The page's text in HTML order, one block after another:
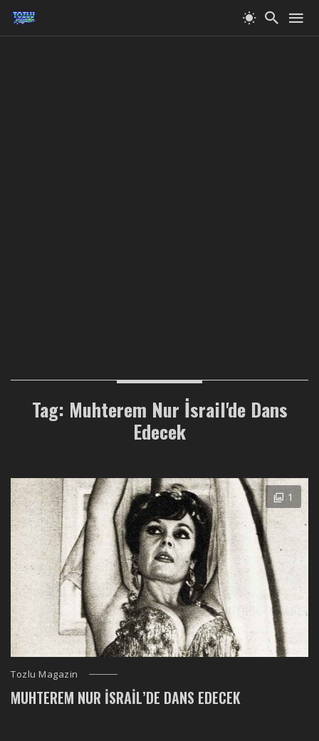
Tag: Muhterem Nur İsrail'de Dans
Edecek
1
Tozlu Magazin
MUHTEREM NUR İSRAIL’DE DANS EDECEK